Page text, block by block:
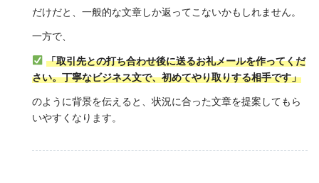
だけだと、一般的な文章しか返ってこないかもしれません。
一方で、
「取引先との打ち合わせ後に送るお礼メールを作ってくだ
さい。丁寧なビジネス文で、初めてやり取りする相手です」
のように背景を伝えると、状況に合った文章を提案してもら
いやすくなります。